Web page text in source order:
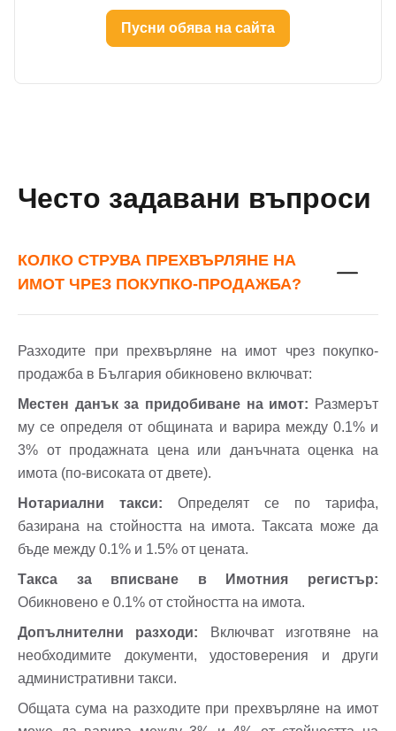
Пусни обява на сайта
Често задавани въпроси
КОЛКО СТРУВА ПРЕХВЪРЛЯНЕ НА
ИМОТ ЧРЕЗ ПОКУПКО-ПРОДАЖБА?
Разходите при прехвърляне на имот чрез покупко-
продажба в България обикновено включват:
Местен данък за придобиване на имот: Размерът
му се определя от общината и варира между 0.1% и
3% от продажната цена или данъчната оценка на
имота (по-високата от двете).
Нотариални такси: Определят се по тарифа,
базирана на стойността на имота. Таксата може да
бъде между 0.1% и 1.5% от цената.
Такса за вписване в Имотния регистър:
Обикновено е 0.1% от стойността на имота.
Допълнителни разходи:
Включват изготвяне на
необходимите документи, удостоверения и други
административни такси.
Общата сума на разходите при прехвърляне на имот